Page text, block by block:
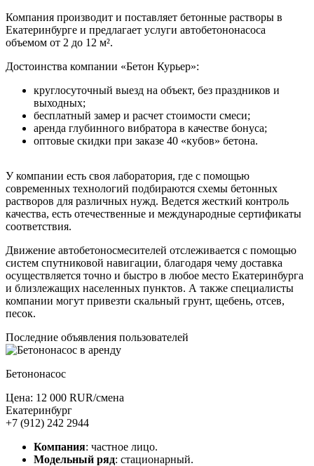
Компания производит и поставляет бетонные растворы в
Екатеринбурге и предлагает услуги автобетононасоса
объемом от 2 до 12 м².
Достоинства компании «Бетон Курьер»:
круглосуточный выезд на объект, без праздников и
выходных;
бесплатный замер и расчет стоимости смеси;
аренда глубинного вибратора в качестве бонуса;
оптовые скидки при заказе 40 «кубов» бетона.
У компании есть своя лаборатория, где с помощью
современных технологий подбираются схемы бетонных
растворов для различных нужд. Ведется жесткий контроль
качества, есть отечественные и международные сертификаты
соответствия.
Движение автобетоносмесителей отслеживается с помощью
систем спутниковой навигации, благодаря чему доставка
осуществляется точно и быстро в любое место Екатеринбурга
и близлежащих населенных пунктов. А также специалисты
компании могут привезти скальный грунт, щебень, отсев,
песок.
Последние объявления пользователей
Бетононасос
Цена: 12 000 RUR/смена
Екатеринбург
+7 (912) 242 2944
Компания: частное лицо.
Модельный ряд: стационарный.